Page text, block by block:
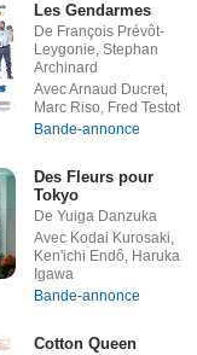
Les Gendarmes
De François Prévôt-
Leygonie, Stephan
Archinard
Avec Arnaud Ducret,
Marc Riso, Fred Testot
Bande-annonce
Des Fleurs pour
Tokyo
De Yuiga Danzuka
Avec Kodai Kurosaki,
Ken'ichi Endô, Haruka
Igawa
Bande-annonce
Cotton Queen